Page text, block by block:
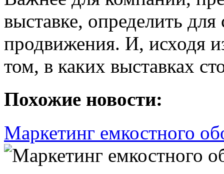
выставке, определить для
продвижения. И, исходя
том, в каких выставках
Похожие новости:
Маркетинг емкостного